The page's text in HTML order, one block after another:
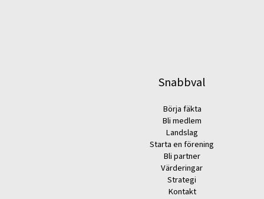
Snabbval
Börja fäkta
Bli medlem
Landslag
Starta en förening
Bli partner
Värderingar
Strategi
Kontakt